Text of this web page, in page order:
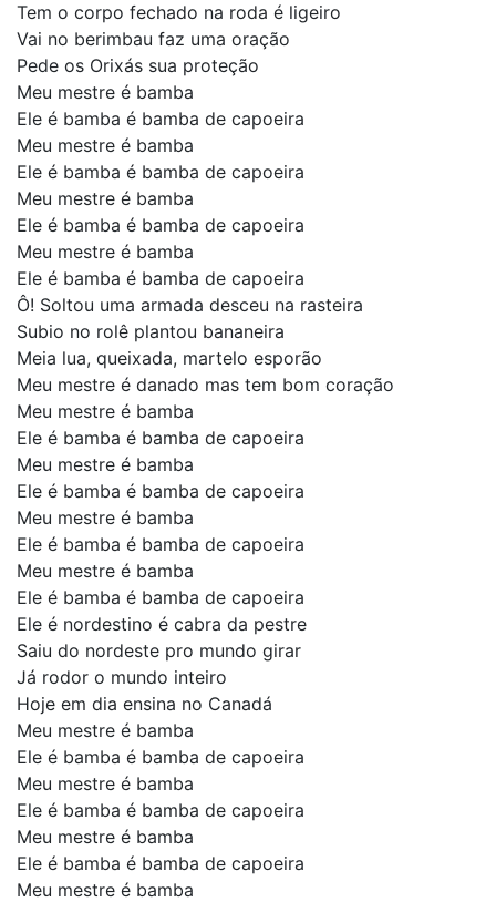
Tem o corpo fechado na roda é ligeiro
Vai no berimbau faz uma oração
Pede os Orixás sua proteção
Meu mestre é bamba
Ele é bamba é bamba de capoeira
Meu mestre é bamba
Ele é bamba é bamba de capoeira
Meu mestre é bamba
Ele é bamba é bamba de capoeira
Meu mestre é bamba
Ele é bamba é bamba de capoeira
Ô! Soltou uma armada desceu na rasteira
Subio no rolê plantou bananeira
Meia lua, queixada, martelo esporão
Meu mestre é danado mas tem bom coração
Meu mestre é bamba
Ele é bamba é bamba de capoeira
Meu mestre é bamba
Ele é bamba é bamba de capoeira
Meu mestre é bamba
Ele é bamba é bamba de capoeira
Meu mestre é bamba
Ele é bamba é bamba de capoeira
Ele é nordestino é cabra da pestre
Saiu do nordeste pro mundo girar
Já rodor o mundo inteiro
Hoje em dia ensina no Canadá
Meu mestre é bamba
Ele é bamba é bamba de capoeira
Meu mestre é bamba
Ele é bamba é bamba de capoeira
Meu mestre é bamba
Ele é bamba é bamba de capoeira
Meu mestre é bamba